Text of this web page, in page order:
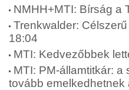
NMHH+MTI: Bírság a
Trenkwalder:
18:04
MTI: Kedvezőbbek
MTI: PM-államtitkár:
tovább emelkedhetnek